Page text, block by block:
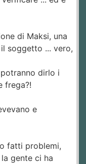
di Maksi, una
soggetto ... vero,
dirlo i
frega?!
e
fatti problemi,
gente ci ha